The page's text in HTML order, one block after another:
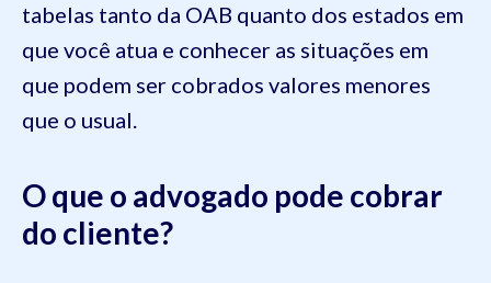
tabelas tanto da OAB quanto dos estados em
que você atua e conhecer as situações em
que podem ser cobrados valores menores
que o usual.
O que o advogado pode cobrar
do cliente?